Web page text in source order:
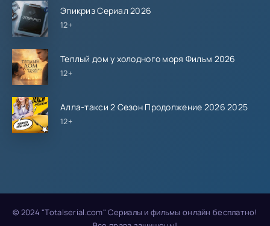
Эпикриз Сериал 2026
12+
Теплый дом у холодного моря Фильм 2026
12+
Алла-такси 2 Сезон Продолжение 2026 2025
12+
© 2024 "Totalserial.com" Сериалы и фильмы онлайн бесплатно!